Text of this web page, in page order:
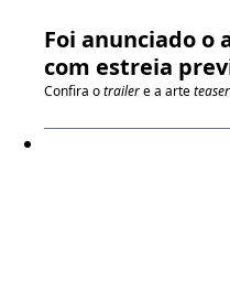
Foi anunciado o
com estreia
Confira otrailere a arteteaser